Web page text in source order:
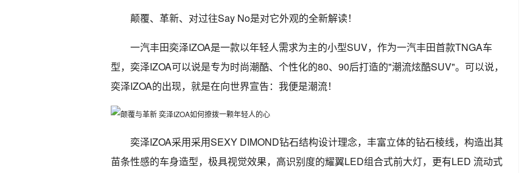
颠覆、革新、对过往Say No是对它外观的全新解读！
一汽丰田奕泽IZOA是一款以年轻人需求为主的小型SUV，作为一汽丰田首款TNGA车
型，奕泽IZOA可以说是专为时尚潮酷、个性化的80、90后打造的"潮流炫酷SUV"。可以说，
奕泽IZOA的出现，就是在向世界宣告：我便是潮流！
奕泽IZOA采用采用SEXY DIMOND钻石结构设计理念，丰富立体的钻石棱线，构造出其
苗条性感的车身造型，极具视觉效果，高识别度的耀翼LED组合式前大灯，更有LED 流动式